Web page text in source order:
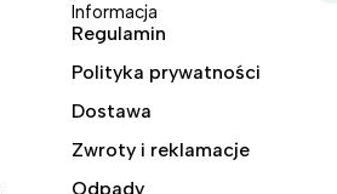
Informacja
Regulamin
Polityka prywatności
Dostawa
Zwroty i reklamacje
Odpady